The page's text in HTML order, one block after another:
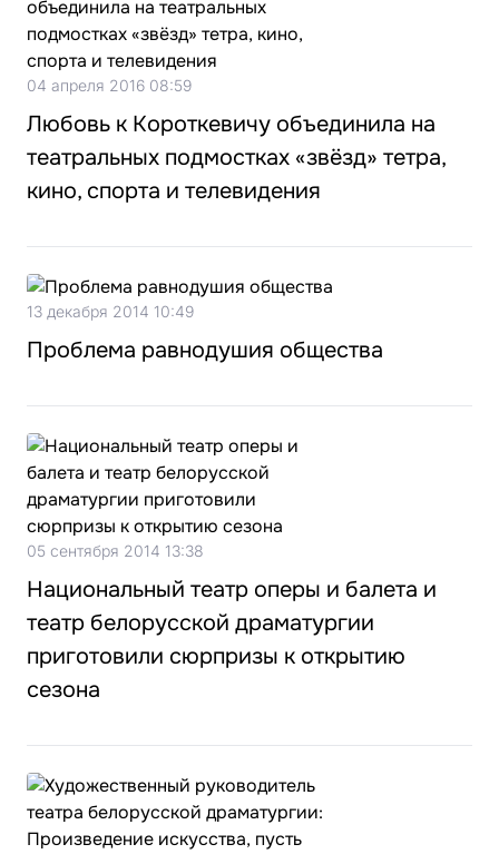
04 апреля 2016 08:59
Любовь к Короткевичу объединила на
театральных подмостках «звёзд» тетра,
кино, спорта и телевидения
13 декабря 2014 10:49
Проблема равнодушия общества
05 сентября 2014 13:38
Национальный театр оперы и балета и
театр белорусской драматургии
приготовили сюрпризы к открытию
сезона